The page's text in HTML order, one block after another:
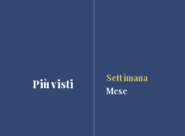
Più visti
Settimana
Mese